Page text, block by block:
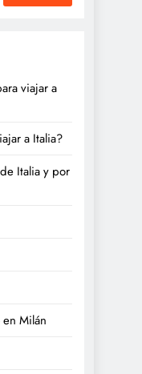
viajar a
a Italia?
Italia y por
Milán